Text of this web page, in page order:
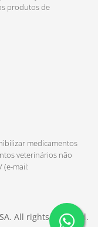
produtos de
medicamentos
veterinários não
(e-mail:
All rights reserved.